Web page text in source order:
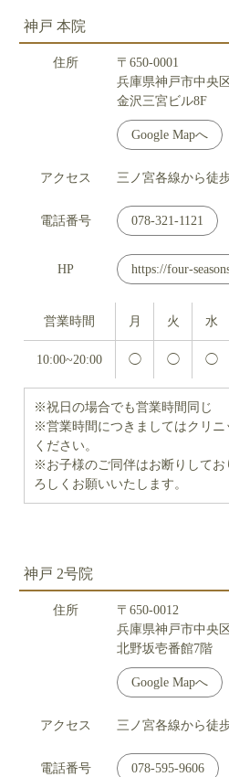
神戸 本院
住所
〒650-0001
兵庫県神戸市中央
金沢三宮ビル8F
Google Mapへ
アクセス 三ノ宮各線から徒
電話番号 078-321-1121
HP https://four-
営業時間 月 火 水
10:00~20:00 ◯ ◯ ◯
※祝日の場合でも営業時間同じ
※営業時間につきましてはクリ
ください。
※お子様のご同伴はお断りしてお
ろしくお願いいたします。
神戸 2号院
住所
〒650-0012
兵庫県神戸市中央
北野坂壱番館7階
Google Mapへ
アクセス 三ノ宮各線から徒
電話番号 078-595-9606